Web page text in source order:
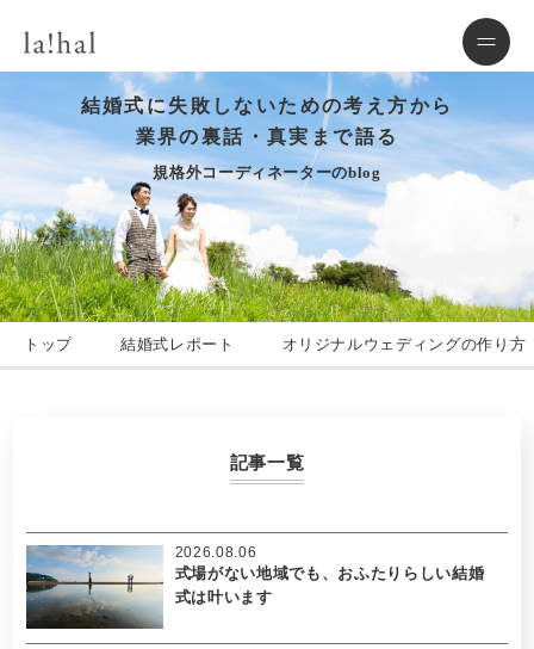
結婚式に失敗しないための考え方から
業界の裏話・真実まで語る
規格外コーディネーターのblog
トップ 結婚式レポート オリジナルウェディングの作り方
記事一覧
式場がない地域でも、おふたりらしい結婚
式は叶います
2026.08.06